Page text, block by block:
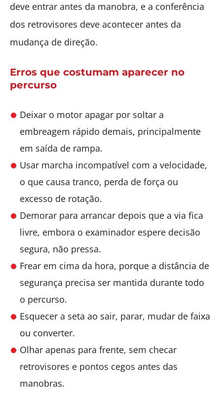
deve entrar antes da manobra, e a conferência
dos retrovisores deve acontecer antes da
mudança de direção.
Erros que costumam aparecer no
percurso
Deixar o motor apagar por soltar a
embreagem rápido demais, principalmente
em saída de rampa.
Usar marcha incompatível com a velocidade,
o que causa tranco, perda de força ou
excesso de rotação.
Demorar para arrancar depois que a via fica
livre, embora o examinador espere decisão
segura, não pressa.
Frear em cima da hora, porque a distância de
segurança precisa ser mantida durante todo
o percurso.
Esquecer a seta ao sair, parar, mudar de faixa
ou converter.
Olhar apenas para frente, sem checar
retrovisores e pontos cegos antes das
manobras.